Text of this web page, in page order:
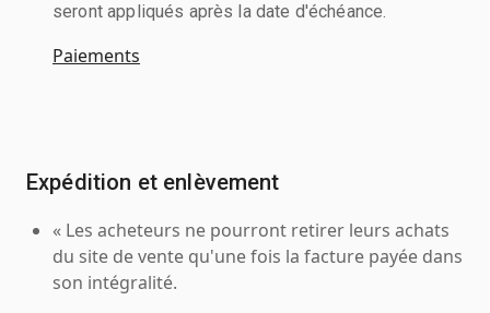
seront appliqués après la date d'échéance.
Paiements
Expédition et enlèvement
« Les acheteurs ne pourront retirer leurs achats
du site de vente qu'une fois la facture payée dans
son intégralité.